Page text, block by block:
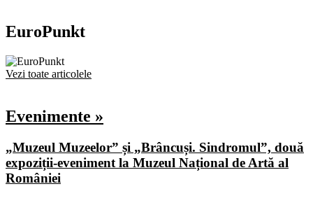
EuroPunkt
Vezi toate articolele
Evenimente »
„Muzeul Muzeelor” și „Brâncuși. Sindromul”, două
expoziții-eveniment la Muzeul Național de Artă al
României